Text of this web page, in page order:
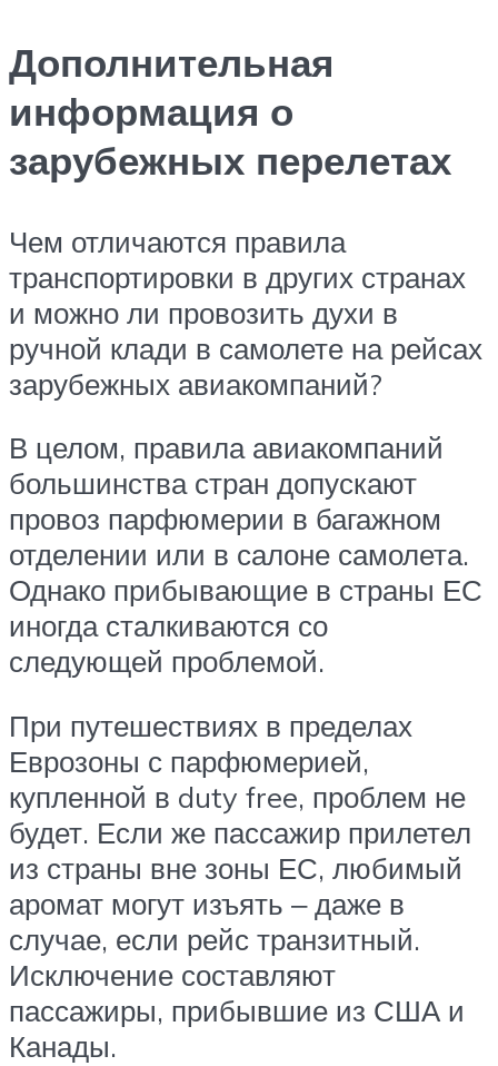
Дополнительная
информация о
зарубежных перелетах
Чем отличаются правила
транспортировки в других странах
и можно ли провозить духи в
ручной клади в самолете на рейсах
зарубежных авиакомпаний?
В целом, правила авиакомпаний
большинства стран допускают
провоз парфюмерии в багажном
отделении или в салоне самолета.
Однако прибывающие в страны ЕС
иногда сталкиваются со
следующей проблемой.
При путешествиях в пределах
Еврозоны с парфюмерией,
купленной в duty free, проблем не
будет. Если же пассажир прилетел
из страны вне зоны ЕС, любимый
аромат могут изъять ‒ даже в
случае, если рейс транзитный.
Исключение составляют
пассажиры, прибывшие из США и
Канады.